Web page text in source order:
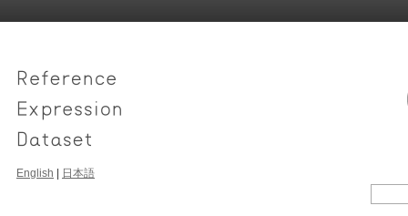
English 日本語